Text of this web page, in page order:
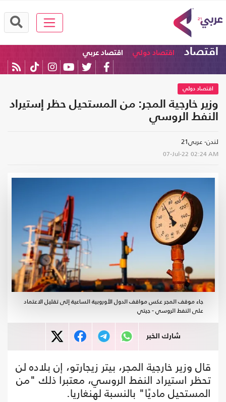
اقتصاد اقتصاد دولي اقتصاد عربي
اقتصاد دولي
وزير خارجية المجر: من المستحيل حظر إستيراد
النفط الروسي
لندن- عربي21
07-Jul-22 02:24 AM
جاء موقف المجر عكس مواقف الدول الأوروبية الساعية إلى تقليل الاعتماد
على النفط الروسي - جيتي
شارك الخبر
قال وزير خارجية المجر، بيتر زيجارتو، إن بلاده لن
تحظر استيراد النفط الروسي، معتبرا ذلك "من
المستحيل ماديًا" بالنسبة لهنغاريا.